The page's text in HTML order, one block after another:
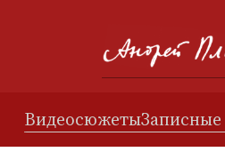
Видеосюжеты